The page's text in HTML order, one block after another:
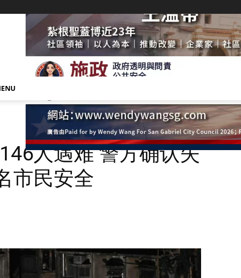
人遇难 警方确认失
市民安全